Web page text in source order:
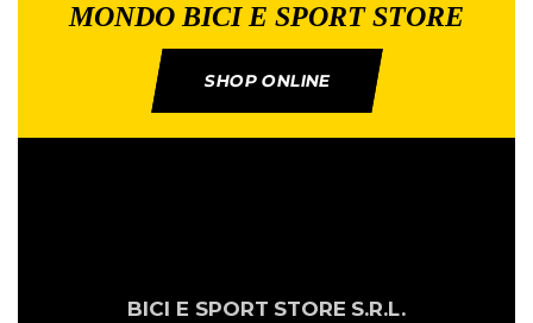
MONDO BICI E SPORT STORE
SHOP ONLINE
BICI E SPORT STORE S.R.L.